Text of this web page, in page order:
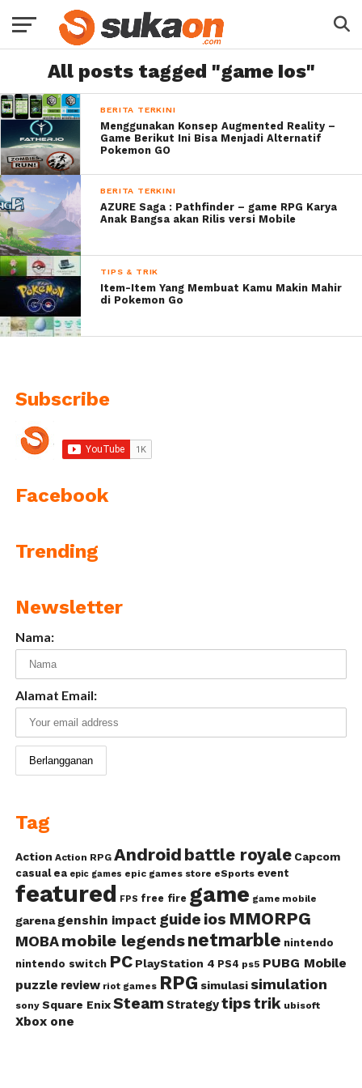
All posts tagged "game Ios"
BERITA TERKINI
Menggunakan Konsep Augmented Reality –
Game Berikut Ini Bisa Menjadi Alternatif
Pokemon GO
BERITA TERKINI
AZURE Saga : Pathfinder – game RPG Karya
Anak Bangsa akan Rilis versi Mobile
TIPS & TRIK
Item-Item Yang Membuat Kamu Makin Mahir
di Pokemon Go
Subscribe
Facebook
Trending
Newsletter
Nama:
Alamat Email:
Tag
Action Action RPG Android battle royale Capcom
casual ea epic games epic games store eSports event
featured FPS free fire game game mobile
garena genshin impact guide ios MMORPG
MOBA mobile legendsnetmarble nintendo
nintendo switch PC PlayStation 4 PS4 ps5 PUBG Mobile
puzzle review riot games RPG simulasi simulation
sony Square Enix Steam Strategytipstrik ubisoft
Xbox one